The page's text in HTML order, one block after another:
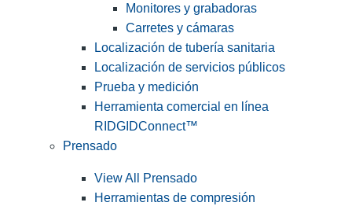
Monitores y grabadoras
Carretes y cámaras
Localización de tubería sanitaria
Localización de servicios públicos
Prueba y medición
Herramienta comercial en línea
RIDGIDConnect™
Prensado
View All Prensado
Herramientas de compresión